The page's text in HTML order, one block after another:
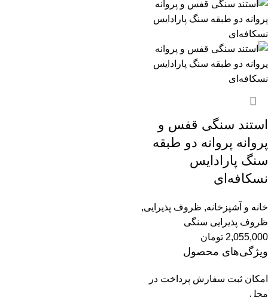
استند سنگی قفس و
پروانه پروانه دو طبقه
سنگ پارادایس
نسکافه‌ای
خانه و آشپزخانه, ظروف پذیرایی,
ظروف پذیرایی سنگی
2,055,000 تومان
ویژگی‌های محصول
امکان ثبت سفارش پرداخت در
محل